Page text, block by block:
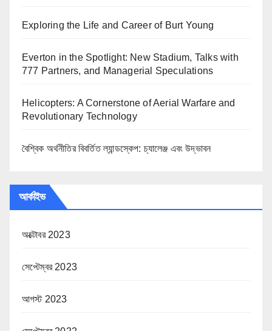
Exploring the Life and Career of Burt Young
Everton in the Spotlight: New Stadium, Talks with
777 Partners, and Managerial Speculations
Helicopters: A Cornerstone of Aerial Warfare and
Revolutionary Technology
বৈশ্বিক অর্থনীতির বিবর্তিত ল্যান্ডস্কেপ: চ্যালেঞ্জ এবং উদ্ভাবন
আর্কাইভ
অক্টোবর 2023
সেপ্টেম্বর 2023
আগস্ট 2023